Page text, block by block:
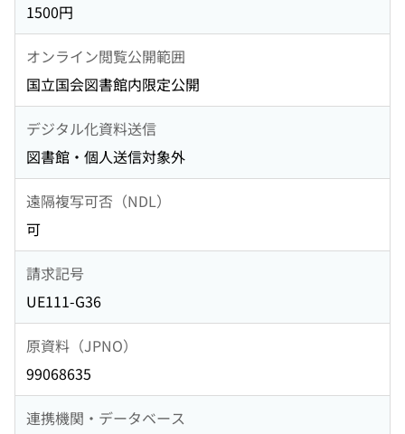
1500円
オンライン閲覧公開範囲
国立国会図書館内限定公開
デジタル化資料送信
図書館・個人送信対象外
遠隔複写可否（NDL）
可
請求記号
UE111-G36
原資料（JPNO）
99068635
連携機関・データベース